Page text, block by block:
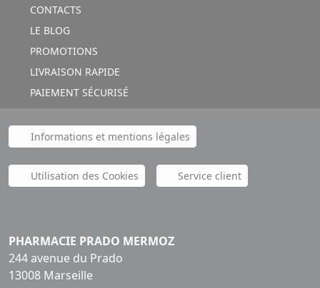
CONTACTS
LE BLOG
PROMOTIONS
LIVRAISON RAPIDE
PAIEMENT SÉCURISÉ
Informations et mentions légales
Utilisation des Cookies Service client
PHARMACIE PRADO MERMOZ
244 avenue du Prado
13008 Marseille